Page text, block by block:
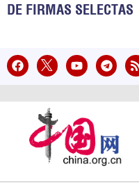
DE FIRMAS SELECTAS